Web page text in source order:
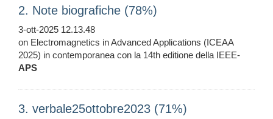
2. Note biografiche (78%)
3-ott-2025 12.13.48
on Electromagnetics in Advanced Applications (ICEAA
2025) in contemporanea con la 14th editione della IEEE-
APS
3. verbale25ottobre2023 (71%)